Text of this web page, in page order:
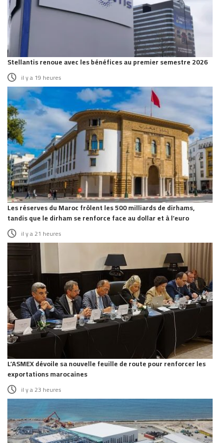
Stellantis renoue avec les bénéfices au premier semestre 2026
il y a 19 heures
Les réserves du Maroc frôlent les 500 milliards de dirhams,
tandis que le dirham se renforce face au dollar et à l’euro
il y a 21 heures
L’ASMEX dévoile sa nouvelle feuille de route pour renforcer les
exportations marocaines
il y a 23 heures